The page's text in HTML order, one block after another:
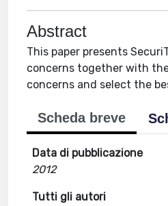
Abstract
This paper presents
concerns together with
concerns and select the
Scheda breve
Data di pubblicazione
2012
Tutti gli autori